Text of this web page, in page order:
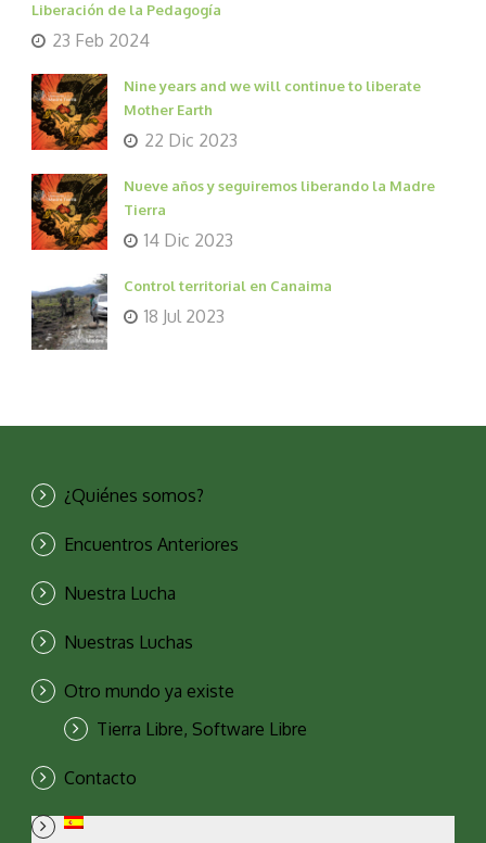
Liberación de la Pedagogía
23 Feb 2024
Nine years and we will continue to liberate
Mother Earth
22 Dic 2023
Nueve años y seguiremos liberando la Madre
Tierra
14 Dic 2023
Control territorial en Canaima
18 Jul 2023
¿Quiénes somos?
Encuentros Anteriores
Nuestra Lucha
Nuestras Luchas
Otro mundo ya existe
Tierra Libre, Software Libre
Contacto